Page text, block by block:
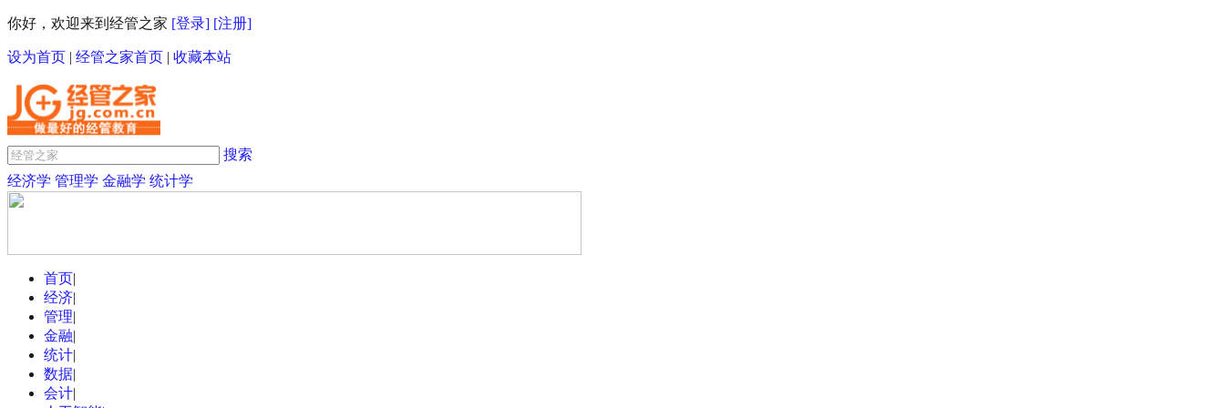
你好，欢迎来到经管之家 [登录] [注册]
设为首页 | 经管之家首页 | 收藏本站
搜索
经济学 管理学 金融学 统计学
首页|
经济|
管理|
金融|
统计|
数据|
会计|